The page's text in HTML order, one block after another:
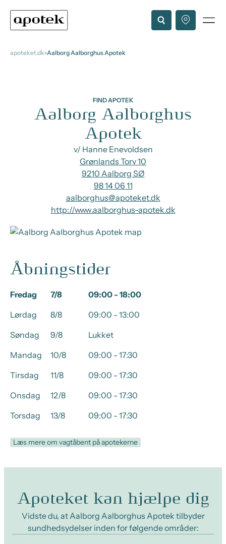
apoteket.dk Aalborg Aalborghus Apotek
FIND APOTEK
Aalborg Aalborghus
Apotek
v/ Hanne Enevoldsen
Grønlands Torv 10
9210 Aalborg SØ
98 14 06 11
aalborghus@apoteket.dk
http://www.aalborghus-apotek.dk
Åbningstider
Fredag 7/8
09:00 - 18:00
Lørdag
8/8
09:00 - 13:00
Søndag
9/8
Lukket
Mandag
10/8
09:00 - 17:30
Tirsdag
11/8
09:00 - 17:30
Onsdag
12/8
09:00 - 17:30
Torsdag
13/8 09:00 - 17:30
Læs mere om vagtåbent på apotekerne
Apoteket kan hjælpe dig
Vidste du, at Aalborg Aalborghus Apotek tilbyder
sundhedsydelser inden for følgende områder: